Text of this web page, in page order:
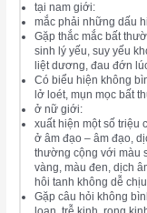
tại nam giới:
mắc phải những dấu
Gặp thắc mắc bất
sinh lý yếu, suy yếu
liệt dương, đau đớn
Có biểu hiện không
lở loét, mụn mọc bất
ở nữ giới:
xuất hiện một số triệu
ở âm đạo – âm đạo,
thường cộng với màu
vàng, màu đen, dịch
hôi tanh không dễ chịu
Gặp câu hỏi không